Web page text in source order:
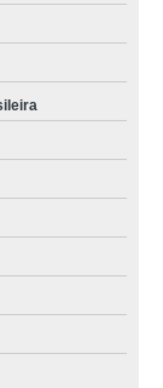
Funda